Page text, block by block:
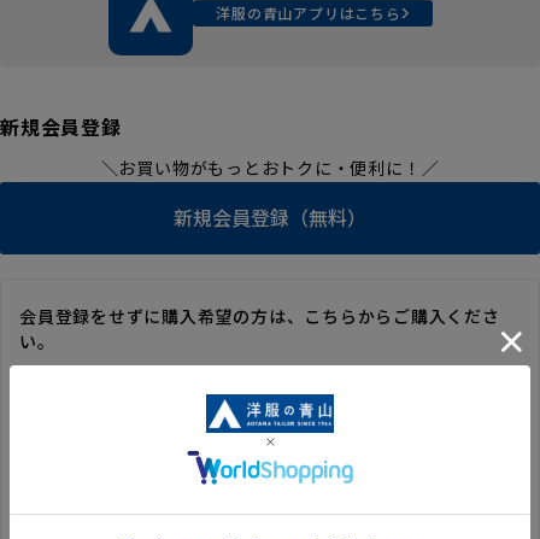
洋服の青山アプリはこちら
新規会員登録
＼お買い物がもっとおトクに・便利に！／
新規会員登録（無料）
会員登録をせずに購入希望の方は、こちらからご購入くださ
い。
毎回のご注文時に入力いただく必要があります。
※洋服の青山オンラインストアのポイントは付与されません。
また、ゲスト購入後の会員情報統合・ポイントの付与は、対応
※購入履歴の確認、領収書の発行、キャンセル手続きはご利用